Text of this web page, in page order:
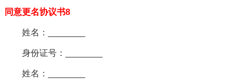
同意更名协议书8
姓名：________
身份证号：________
姓名：________